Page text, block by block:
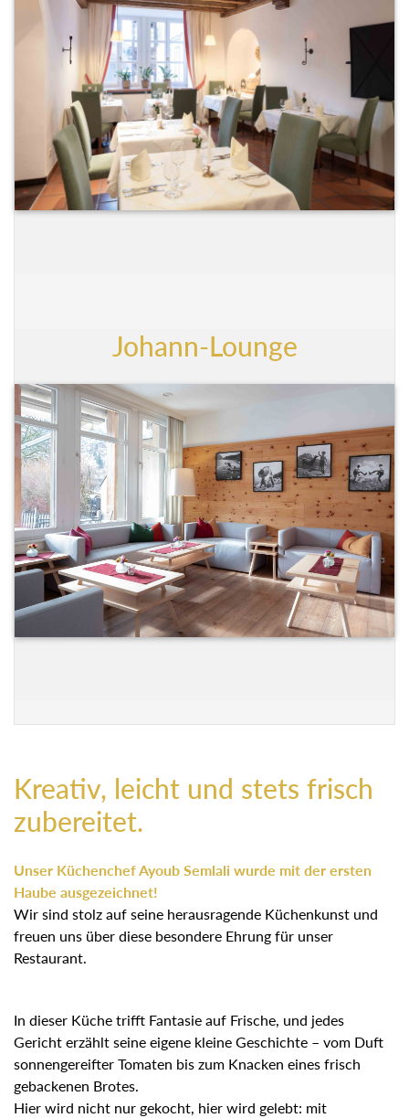
Johann-Lounge
Kreativ, leicht und stets frisch
zubereitet.
Unser Küchenchef Ayoub Semlali wurde mit der ersten
Haube ausgezeichnet!
Wir sind stolz auf seine herausragende Küchenkunst und
freuen uns über diese besondere Ehrung für unser
Restaurant.
In dieser Küche trifft Fantasie auf Frische, und jedes
Gericht erzählt seine eigene kleine Geschichte – vom Duft
sonnengereifter Tomaten bis zum Knacken eines frisch
gebackenen Brotes.
Hier wird nicht nur gekocht, hier wird gelebt: mit